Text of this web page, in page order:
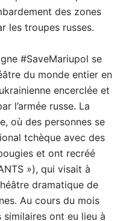
des zones
les troupes russes.
#SaveMariupol se
du monde entier en
encerclée et
l’armée russe. La
où des personnes se
tchèque avec des
et ont recréé
»), qui visait à
dramatique de
Au cours du mois
similaires ont eu lieu à